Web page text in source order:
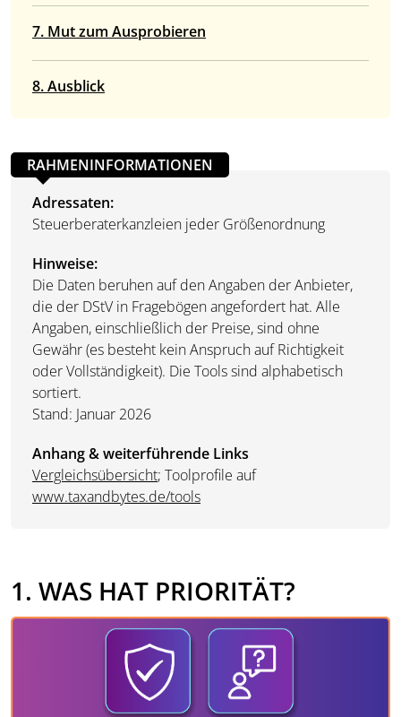
7. Mut zum Ausprobieren
8. Ausblick
RAHMENINFORMATIONEN
Adressaten:
Steuerberaterkanzleien jeder Größenordnung
Hinweise:
Die Daten beruhen auf den Angaben der Anbieter,
die der DStV in Fragebögen angefordert hat. Alle
Angaben, einschließlich der Preise, sind ohne
Gewähr (es besteht kein Anspruch auf Richtigkeit
oder Vollständigkeit). Die Tools sind alphabetisch
sortiert.
Stand: Januar 2026
Anhang & weiterführende Links
Vergleichsübersicht; Toolprofile auf
www.taxandbytes.de/tools
1. WAS HAT PRIORITÄT?